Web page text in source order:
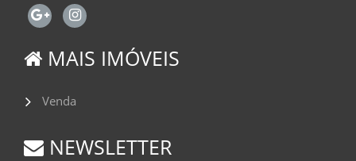
MAIS IMÓVEIS
Venda
NEWSLETTER